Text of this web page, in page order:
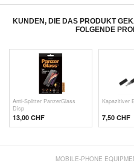
KUNDEN, DIE DAS PRODUKT
FOLGENDE
Anti-Splitter PanzerGlass
Disp
13,00 CHF
Kapazitiver
7,50 CHF
MOBILE-PHONE